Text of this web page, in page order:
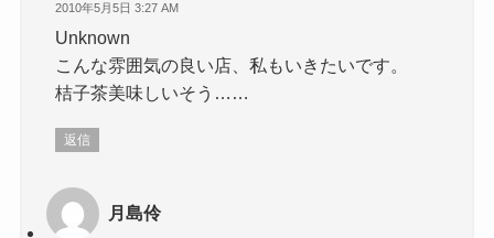
2010年5月5日 3:27 AM
Unknown
こんな雰囲気の良い店、私もいきたいです。
桔子茶美味しいそう……
返信
月島伶